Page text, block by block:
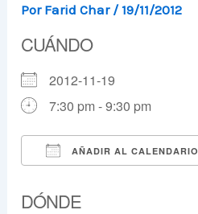
Por Farid Char / 19/11/2012
CUÁNDO
2012-11-19
7:30 pm - 9:30 pm
AÑADIR AL CALENDARIO
DÓNDE